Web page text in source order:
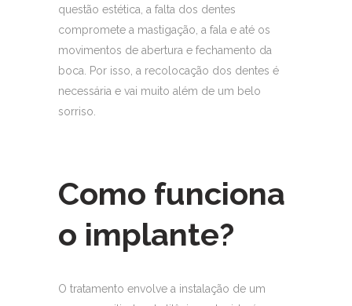
questão estética, a falta dos dentes
compromete a mastigação, a fala e até os
movimentos de abertura e fechamento da
boca. Por isso, a recolocação dos dentes é
necessária e vai muito além de um belo
sorriso.
Como funciona
o implante?
O tratamento envolve a instalação de um